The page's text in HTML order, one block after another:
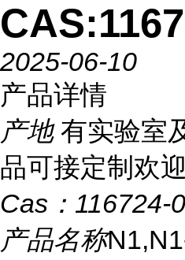
2025-06-10
产品详情
产地 有实验室
品可接定制欢
Cas： 116724-
产品名称